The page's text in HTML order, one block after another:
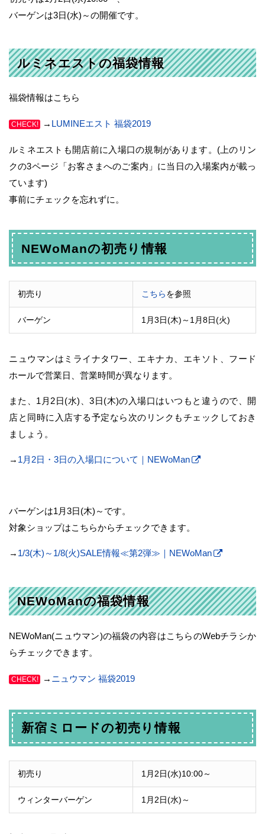
バーゲンは3日(水)～の開催です。
ルミネエストの福袋情報
福袋情報はこちら
CHECK! → LUMINEエスト 福袋2019
ルミネエストも開店前に入場口の規制があります。(上のリン
クの3ページ「お客さまへのご案内」に当日の入場案内が載っ
ています)
事前にチェックを忘れずに。
NEWoManの初売り情報
初売り こちらを参照
バーゲン 1月3日(木)～1月8日(火)
ニュウマンはミライナタワー、エキナカ、エキソト、フード
ホールで営業日、営業時間が異なります。
また、1月2日(水)、3日(木)の入場口はいつもと違うので、開
店と同時に入店する予定なら次のリンクもチェックしておき
ましょう。
→ 1月2日・3日の入場口について｜NEWoMan
バーゲンは1月3日(木)～です。
対象ショップはこちらからチェックできます。
→ 1/3(木)～1/8(火)SALE情報≪第2弾≫｜NEWoMan
NEWoManの福袋情報
NEWoMan(ニュウマン)の福袋の内容はこちらのWebチラシか
らチェックできます。
CHECK! → ニュウマン 福袋2019
新宿ミロードの初売り情報
初売り 1月2日(水)10:00～
ウィンターバーゲン 1月2日(水)～